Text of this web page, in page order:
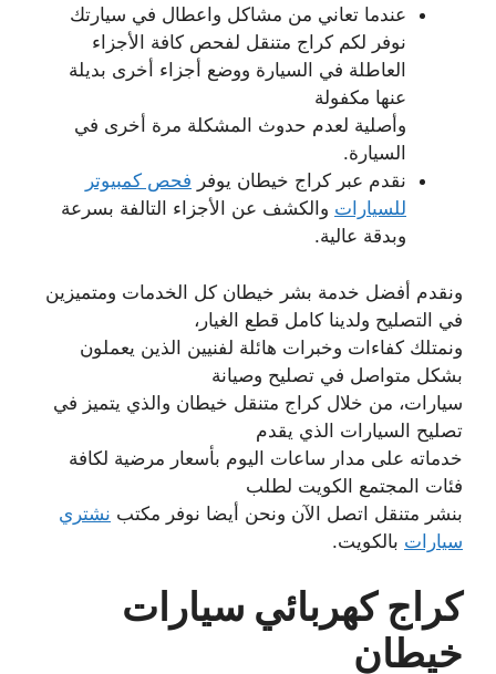
عندما تعاني من مشاكل واعطال في سيارتك
نوفر لكم كراج متنقل لفحص كافة الأجزاء
العاطلة في السيارة ووضع أجزاء أخرى بديلة
عنها مكفولة
وأصلية لعدم حدوث المشكلة مرة أخرى في
السيارة.
نقدم عبر كراج خيطان يوفر فحص كمبيوتر
للسيارات والكشف عن الأجزاء التالفة بسرعة
وبدقة عالية.
ونقدم أفضل خدمة بشر خيطان كل الخدمات ومتميزين
في التصليح ولدينا كامل قطع الغيار،
ونمتلك كفاءات وخبرات هائلة لفنيين الذين يعملون
بشكل متواصل في تصليح وصيانة
سيارات، من خلال كراج متنقل خيطان والذي يتميز في
تصليح السيارات الذي يقدم
خدماته على مدار ساعات اليوم بأسعار مرضية لكافة
فئات المجتمع الكويت لطلب
بنشر متنقل اتصل الآن ونحن أيضا نوفر مكتب نشتري
سيارات بالكويت.
كراج كهربائي سيارات
خيطان